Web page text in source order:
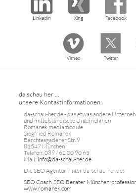
Linkedin Xing Facebook
Vimeo Twitter
da schau her ...
unsere Kontaktinformationen:
da-schau-her.de - das etwas andere
und mittelständische Unternehmen
Romanek mediamodule
Siegfried Romanek
Berchtesgadener Str. 9
81547 München
Telefon: 089 / 62 00 90 65
Mail: info@da-schau-her.de
Die SEO Agentur hinter da-schau-her.de:
SEO Coach, SEO Berater München,
www.romanek.com